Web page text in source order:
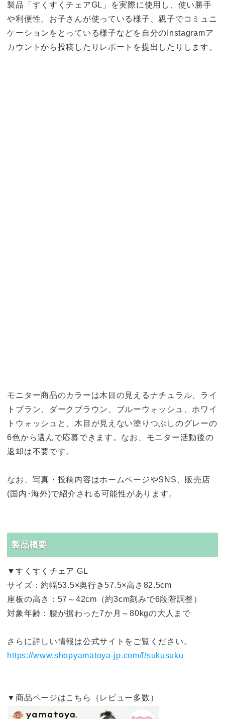
製品「すくすくチェアGL」を実際に使用し、使い勝手
や利便性、お子さんが使っている様子、親子でコミュニ
ケーションをとっている様子などを自分のInstagramア
カウントから投稿したりレポートを提出したりします。
モニター商品のカラーは木目の見えるナチュラル、ライ
トブラン、ダークブラウン、ブルーウォッシュ、ホワイ
トウォッシュと、木目が見えない塗りつぶしのグレーの
6色から選んで応募できます。なお、モニター活動後の
返却は不要です。
なお、写真・投稿内容はホームページやSNS、販売店
(国内･海外)で紹介される可能性があります。
製品概要
▼すくすくチェア GL
サイズ：約幅53.5×奥行き57.5×高さ82.5cm
座板の高さ：57～42cm（約3cm刻みで6段階調整）
対象年齢：腰が据わった7か月～80kgの大人まで
さらに詳しい情報は公式サイトをご覧ください。
https://www.shopyamatoya-jp.com/f/sukusuku
▼商品ページはこちら（レビュー多数）